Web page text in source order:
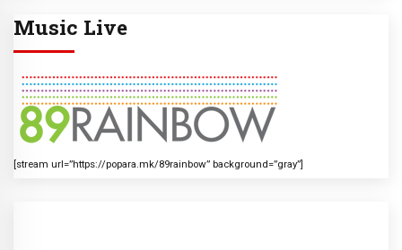
Music Live
[stream url=”https://popara.mk/89rainbow” background=”gray”]